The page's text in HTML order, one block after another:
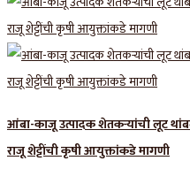
आंबा-काजू उत्पादक शेतकऱ्यांची लूट
राजू शेट्टींची कृषी आयुक्तांकडे मागणी